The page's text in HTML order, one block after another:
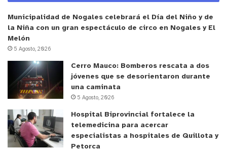
Por su parte, la Coordinadora de Deporte de
SLEPV, Marcela Guzmán, señaló: “Tuvimos la
lazos y una comunicación eficaz que nos permitan
establecer relaciones de confianza, para poder
cumplir con nuestras metas y objetivos de este
año, nuestro principal meta es mejorar los índices
de actividad física, además de potenciar la vida
activa y saludable en toda la población”.
Municipalidad de Nogales celebrará el Día del Niño y de
la Niña con un gran espectáculo de circo en Nogales y El
Melón
5 Agosto, 2026
Cerro Mauco: Bomberos rescata a dos
jóvenes que se desorientaron durante
una caminata
5 Agosto, 2026
Hospital Biprovincial fortalece la
telemedicina para acercar
especialistas a hospitales de Quillota y
Petorca